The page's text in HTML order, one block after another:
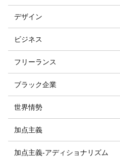
デザイン
ビジネス
フリーランス
ブラック企業
世界情勢
加点主義
加点主義-アディショナリズム